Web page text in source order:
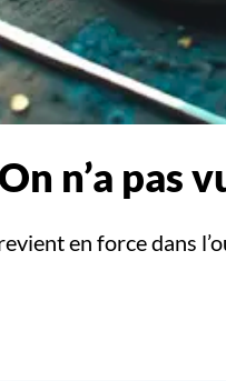
n’a pas
en force dans